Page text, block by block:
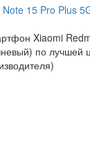
15 Pro Plus
Xiaomi
по лучшей